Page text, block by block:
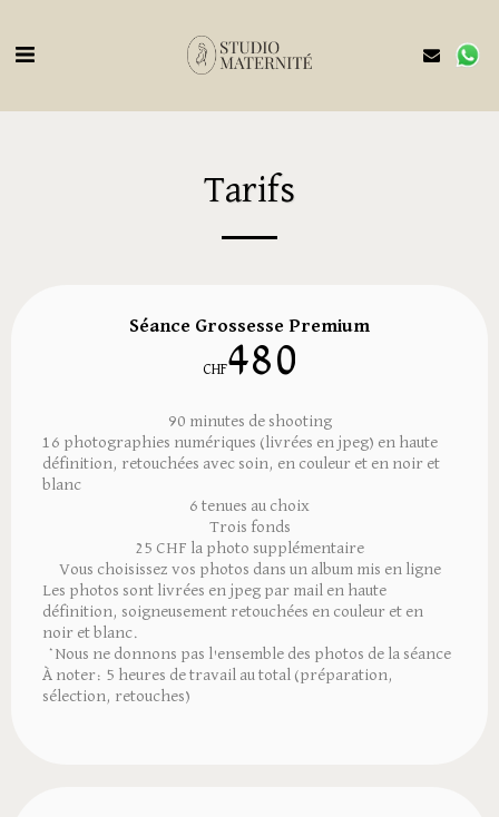
Tarifs
Séance Grossesse Premium
CHF480
90 minutes de shooting
16 photographies numériques (livrées en jpeg) en haute
définition, retouchées avec soin, en couleur et en noir et
blanc
6 tenues au choix
Trois fonds
25 CHF la photo supplémentaire
Vous choisissez vos photos dans un album mis en ligne
Les photos sont livrées en jpeg par mail en haute
définition, soigneusement retouchées en couleur et en
noir et blanc.
*Nous ne donnons pas l'ensemble des photos de la séance
À noter: 5 heures de travail au total (préparation,
sélection, retouches)